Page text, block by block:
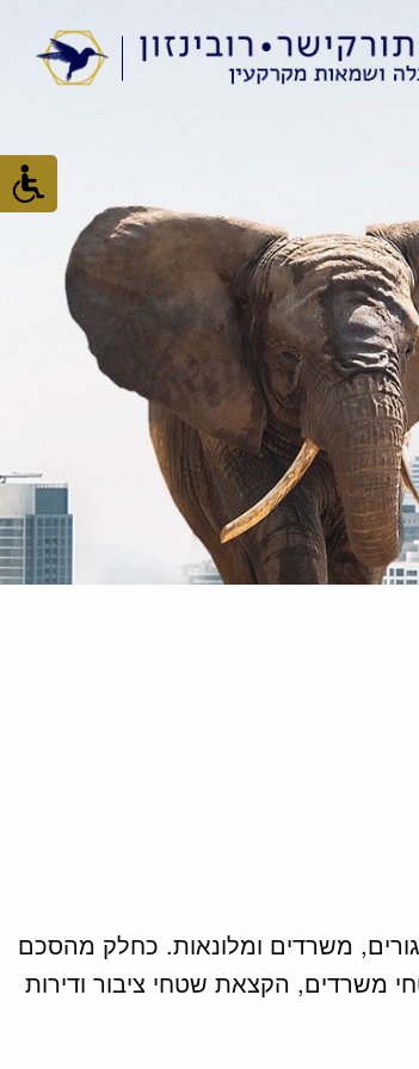
שני מגדלים בני 30 קומות כל אחד, לשימושי מגורים, משרדים ומלונאות. כחלק מהסכם
משרדים, הקצאת שטחי ציבור ודירות